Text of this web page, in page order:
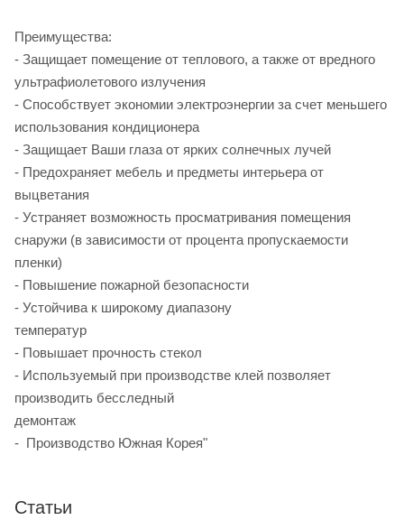
- Защищает помещение от теплового, а также от вредного
ультрафиолетового излучения
- Способствует экономии электроэнергии за счет меньшего
использования кондиционера
- Защищает Ваши глаза от ярких солнечных лучей
- Предохраняет мебель и предметы интерьера от
выцветания
- Устраняет возможность просматривания помещения
снаружи (в зависимости от процента пропускаемости
- Повышение пожарной безопасности
- Устойчива к широкому диапазону
температур
- Повышает прочность стекол
- Используемый при производстве клей позволяет
производить бесследный
демонтаж
- Производство Южная Корея"
Статьи